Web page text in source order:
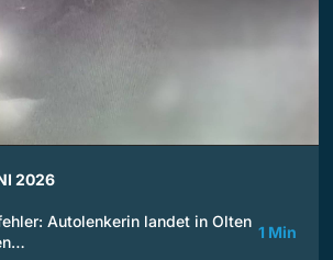
2026
Autolenkerin landet in Olten
1 Min